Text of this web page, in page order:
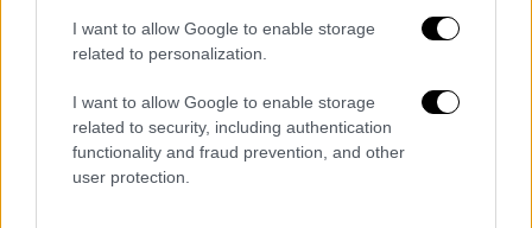
I want to allow Google to enable storage
related to personalization.
I want to allow Google to enable storage
related to security, including authentication
functionality and fraud prevention, and other
user protection.
Το 12,6% των παιδιών παγκοσμίως έχουν